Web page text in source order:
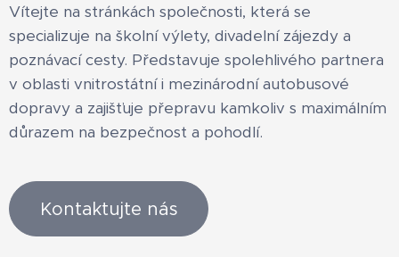
Vítejte na stránkách společnosti, která se
specializuje na školní výlety, divadelní zájezdy a
poznávací cesty. Představuje spolehlivého partnera
v oblasti vnitrostátní i mezinárodní autobusové
dopravy a zajišťuje přepravu kamkoliv s maximálním
důrazem na bezpečnost a pohodlí.
Kontaktujte nás